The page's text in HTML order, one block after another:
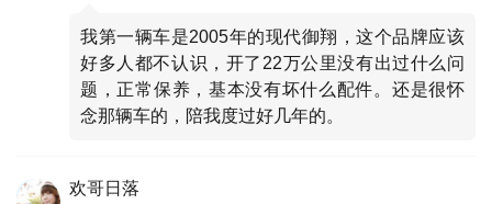
我第一辆车是2005年的现代御翔，这个品牌应该
好多人都不认识，开了22万公里没有出过什么问
题，正常保养，基本没有坏什么配件。还是很怀
念那辆车的，陪我度过好几年的。
欢哥日落